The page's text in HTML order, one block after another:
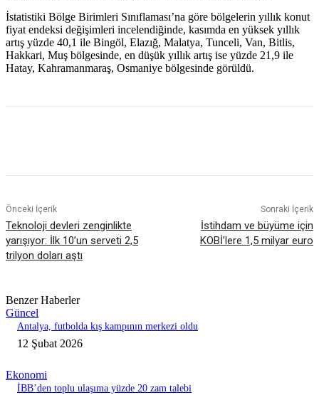
İstatistiki Bölge Birimleri Sınıflaması’na göre bölgelerin yıllık konut
fiyat endeksi değişimleri incelendiğinde, kasımda en yüksek yıllık
artış yüzde 40,1 ile Bingöl, Elazığ, Malatya, Tunceli, Van, Bitlis,
Hakkari, Muş bölgesinde, en düşük yıllık artış ise yüzde 21,9 ile
Hatay, Kahramanmaraş, Osmaniye bölgesinde görüldü.
Önceki İçerik
Teknoloji devleri zenginlikte
yarışıyor: İlk 10’un serveti 2,5
trilyon doları aştı
Sonraki İçerik
İstihdam ve büyüme için
KOBİ’lere 1,5 milyar euro
Benzer Haberler
Güncel
Antalya, futbolda kış kampının merkezi oldu
12 Şubat 2026
Ekonomi
İBB’den toplu ulaşıma yüzde 20 zam talebi